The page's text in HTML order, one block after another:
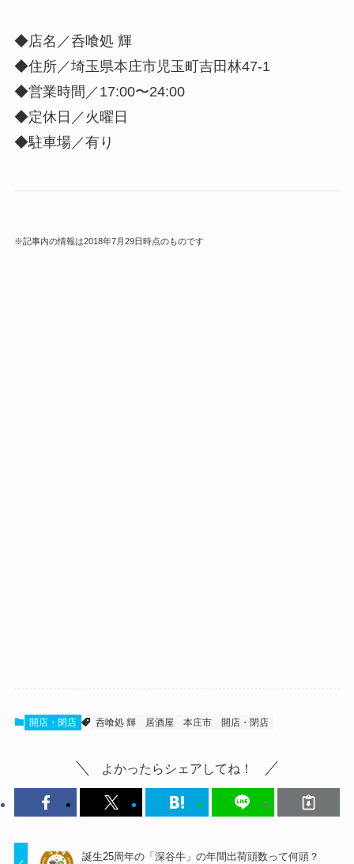
◆店名／呑喰処 輝
◆住所／埼玉県本庄市児玉町吉田林47-1
◆営業時間／17:00〜24:00
◆定休日／火曜日
◆駐車場／有り
※記事内の情報は2018年7月29日時点のものです
開店・閉店 呑喰処 輝 居酒屋 本庄市 開店・閉店
よかったらシェアしてね！
誕生25周年の「深谷牛」の年間出荷頭数って何頭？